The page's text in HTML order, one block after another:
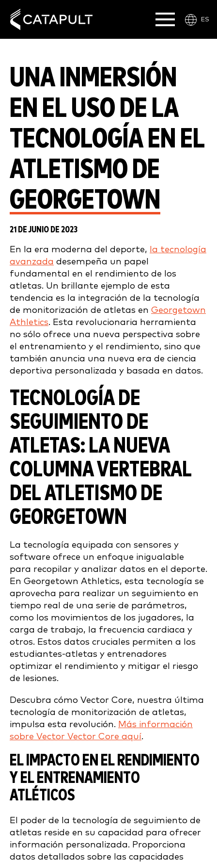
ES
UNA INMERSIÓN
EN EL USO DE LA
TECNOLOGÍA EN EL
ATLETISMO DE
GEORGETOWN
21 DE JUNIO DE 2023
En la era moderna del deporte, la tecnología
avanzada desempeña un papel
fundamental en el rendimiento de los
atletas. Un brillante ejemplo de esta
tendencia es la integración de la tecnología
de monitorización de atletas en Georgetown
Athletics. Esta revolucionaria herramienta
no sólo ofrece una nueva perspectiva sobre
el entrenamiento y el rendimiento, sino que
también anuncia una nueva era de ciencia
deportiva personalizada y basada en datos.
TECNOLOGÍA DE
SEGUIMIENTO DE
ATLETAS: LA NUEVA
COLUMNA VERTEBRAL
DEL ATLETISMO DE
GEORGETOWN
La tecnología equipada con sensores y
software ofrece un enfoque inigualable
para recopilar y analizar datos en el deporte.
En Georgetown Athletics, esta tecnología se
aprovecha para realizar un seguimiento en
tiempo real de una serie de parámetros,
como los movimientos de los jugadores, la
carga de trabajo, la frecuencia cardiaca y
otros. Estos datos cruciales permiten a los
estudiantes-atletas y entrenadores
optimizar el rendimiento y mitigar el riesgo
de lesiones.
Descubra cómo Vector Core, nuestra última
tecnología de monitorización de atletas,
impulsa esta revolución. Más información
sobre Vector Vector Core aquí.
EL IMPACTO EN EL RENDIMIENTO
Y EL ENTRENAMIENTO
ATLÉTICOS
El poder de la tecnología de seguimiento de
atletas reside en su capacidad para ofrecer
información personalizada. Proporciona
datos detallados sobre las capacidades